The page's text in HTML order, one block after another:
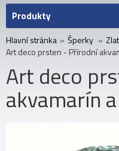
Produkty
Hlavní stránka » Šperky »
Art deco prsten - Přírodní
Art deco
akvamarín